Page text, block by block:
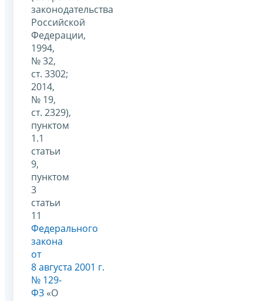
законодательства
Российской
Федерации,
1994,
№ 32,
ст. 3302;
2014,
№ 19,
ст. 2329),
пунктом
1.1
статьи
9,
пунктом
3
статьи
11
Федерального
закона
от
8 августа 2001 г.
№ 129-
ФЗ «О